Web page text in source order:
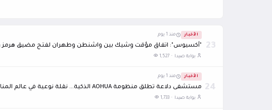
23
الأخبار منذ 1 يوم
"أكسيوس": اتفاق مؤقت وشيك بين واشنطن وطهران لفتح مضيق هرمز
بوابة صيدا · 1,527
24
الأخبار منذ 1 يوم
مستشفى دلاعة تطلق منظومة AOHUA الذكية... نقلة نوعية في عالم المناظير الطبية
بوابة صيدا · 1,733